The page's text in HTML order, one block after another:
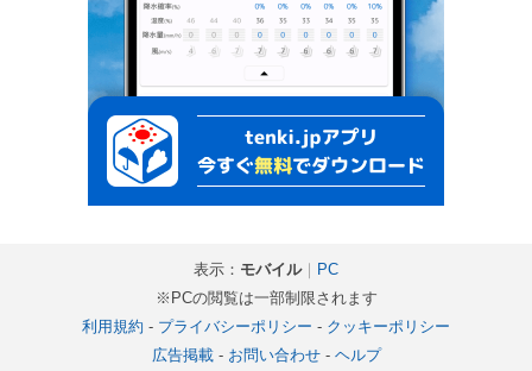
表示： モバイル｜ PC
※PCの閲覧は一部制限されます
利用規約 - プライバシーポリシー - クッキーポリシー
広告掲載- お問い合わせ- ヘルプ